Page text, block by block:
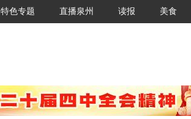
特色专题 直播泉州 读报 美食